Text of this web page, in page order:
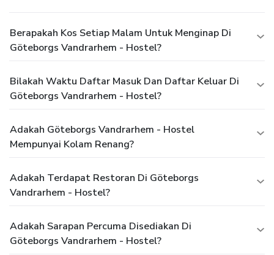
Berapakah Kos Setiap Malam Untuk Menginap Di
Göteborgs Vandrarhem - Hostel?
Bilakah Waktu Daftar Masuk Dan Daftar Keluar Di
Göteborgs Vandrarhem - Hostel?
Adakah Göteborgs Vandrarhem - Hostel
Mempunyai Kolam Renang?
Adakah Terdapat Restoran Di Göteborgs
Vandrarhem - Hostel?
Adakah Sarapan Percuma Disediakan Di
Göteborgs Vandrarhem - Hostel?